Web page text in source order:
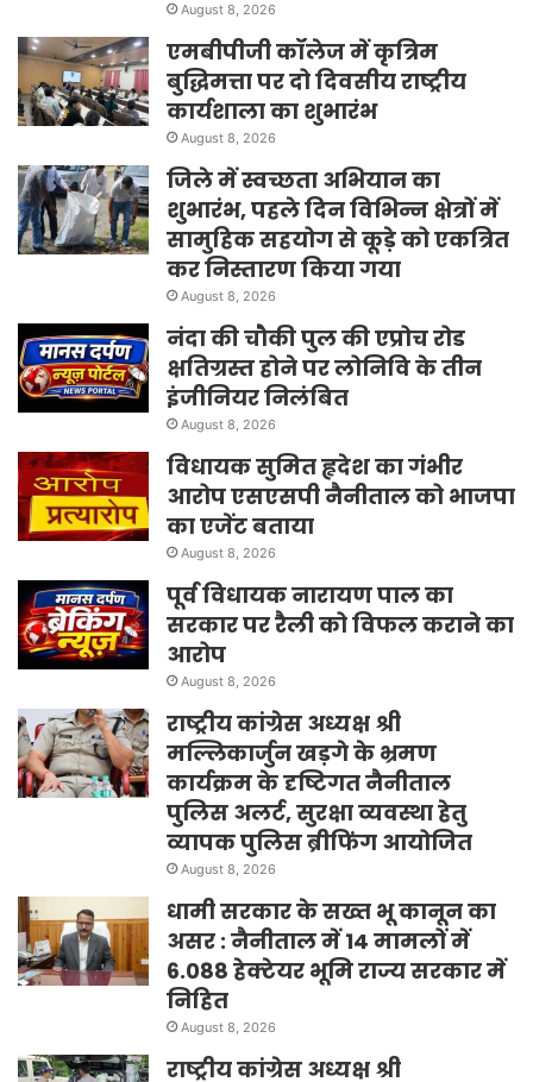
August 8, 2026
एमबीपीजी कॉलेज में कृत्रिम
बुद्धिमत्ता पर दो दिवसीय राष्ट्रीय
कार्यशाला का शुभारंभ
August 8, 2026
जिले में स्वच्छता अभियान का
शुभारंभ, पहले दिन विभिन्न क्षेत्रों में
सामुहिक सहयोग से कूड़े को एकत्रित
कर निस्तारण किया गया
August 8, 2026
नंदा की चौकी पुल की एप्रोच रोड
क्षतिग्रस्त होने पर लोनिवि के तीन
इंजीनियर निलंबित
August 8, 2026
विधायक सुमित हृदेश का गंभीर
आरोप एसएसपी नैनीताल को भाजपा
का एजेंट बताया
August 8, 2026
पूर्व विधायक नारायण पाल का
सरकार पर रैली को विफल कराने का
आरोप
August 8, 2026
राष्ट्रीय कांग्रेस अध्यक्ष श्री
मल्लिकार्जुन खड़गे के भ्रमण
कार्यक्रम के दृष्टिगत नैनीताल
पुलिस अलर्ट, सुरक्षा व्यवस्था हेतु
व्यापक पुलिस ब्रीफिंग आयोजित
August 8, 2026
धामी सरकार के सख्त भू कानून का
असर : नैनीताल में 14 मामलों में
6.088 हेक्टेयर भूमि राज्य सरकार में
निहित
August 8, 2026
राष्ट्रीय कांग्रेस अध्यक्ष श्री